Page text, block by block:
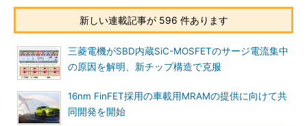
新しい連載記事が 596 件あります
三菱電機がSBD内蔵SiC-MOSFETのサージ電流集中
の原因を解明、新チップ構造で克服
16nm FinFET採用の車載用MRAMの提供に向けて共
同開発を開始